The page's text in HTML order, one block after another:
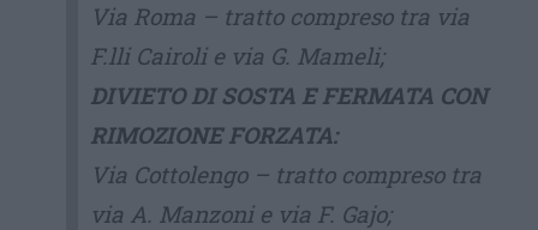
Via Roma – tratto compreso tra via
F.lli Cairoli e via G. Mameli;
DIVIETO DI SOSTA E FERMATA CON
RIMOZIONE FORZATA:
Via Cottolengo – tratto compreso tra
via A. Manzoni e via F. Gajo;